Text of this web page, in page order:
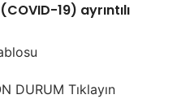
19) ayrıntılı
DURUM Tıklayın